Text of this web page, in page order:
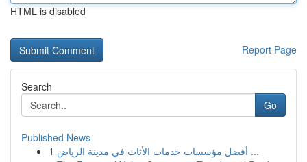
HTML is disabled
Report Page
Search
Go
Published News
1
أفضل مؤسسات خدمات الأثاث في مدينة الرياض ...